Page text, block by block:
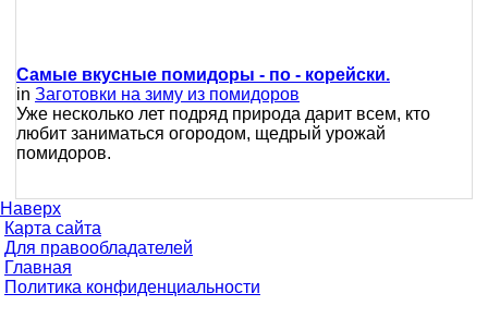
Самые вкусные помидоры - по - корейски.
in Заготовки на зиму из помидоров
Уже несколько лет подряд природа дарит всем, кто
любит заниматься огородом, щедрый урожай
помидоров.
Наверх
Карта сайта
Для правообладателей
Главная
Политика конфиденциальности